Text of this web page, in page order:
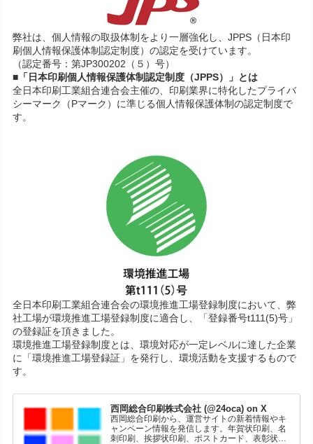
弊社は、個人情報の取扱体制をより一層強化し、JPPS（日本印
刷個人情報保護体制認定制度）の認定を受けています。
（認定番号：第JP300202（５）号）
■「日本印刷個人情報保護体制認定制度（JPPS）」とは
全日本印刷工業組合連合会主催の、印刷業界に特化したプライバ
シーマーク（Pマーク）に準じる個人情報保護体制の認定制度で
す。
全日本印刷工業組合連合会の環境推進工場登録制度において、弊
社工場が環境推進工場登録制度に適合し、「登録番号t111(5)号」
の登録証を頂きました。
環境推進工場登録制度とは、環境対応が一定レベルに達した企業
に「環境推進工場登録証」を発行し、環境活動を支援するもので
す。
西岡総合印刷株式会社 (@24oca) on X
西岡総合印刷から、運営サイトの新着情報やキ
ャンペーン情報を発信します。年賀状印刷、名
刺印刷、挨拶状印刷、ポストカード、表彰状印